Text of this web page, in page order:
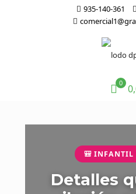
935-140-361
0
🎒 INFANTIL
Detalles